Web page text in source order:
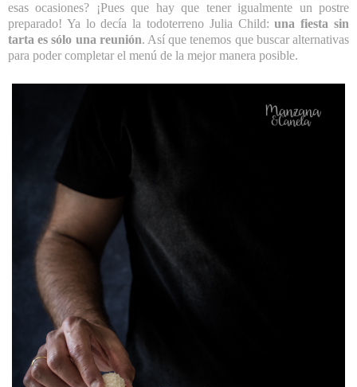
esas ocasiones? ¡Pues que hay que tener igualmente un postre
preparado! Ya lo decía la todoterreno Julia Child:una fiesta sin
tarta es sólo una reunión. Así que tenemos que buscar alternativas
para poder completar el menú de la mejor manera posible.